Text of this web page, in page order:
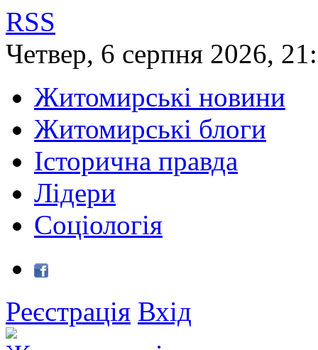
RSS
Четвер, 6 серпня 2026,
Житомирські новини
Житомирські блоги
Історична правда
Лідери
Соціологія
Реєстрація Вхід